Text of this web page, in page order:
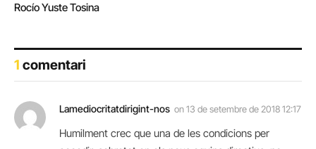
Rocío Yuste Tosina
1 comentari
Lamediocritatdirigint-nos on13 de setembre de 2018 12:17
Humilment crec que una de les condicions per